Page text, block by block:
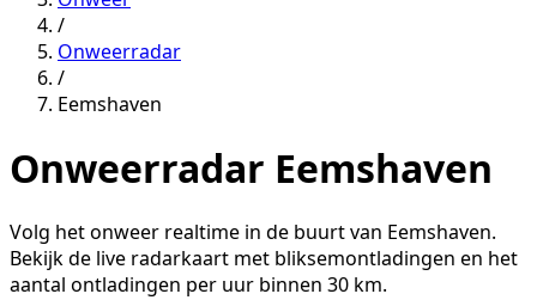
/
Onweerradar
/
Eemshaven
Onweerradar Eemshaven
Volg het onweer realtime in de buurt van Eemshaven.
Bekijk de live radarkaart met bliksemontladingen en het
aantal ontladingen per uur binnen 30 km.